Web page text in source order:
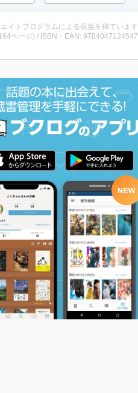
イトプログラムによる収益を得ています
ページ) / ISBN・EAN: 9784047124547